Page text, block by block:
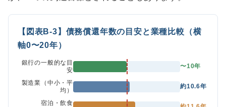
【図表B-3】債務償還年数の目安と業種比較（横
軸0〜20年）
銀行の一般的な目
安
〜10年
製造業（中小・平
均）
約10.6年
宿泊・飲食